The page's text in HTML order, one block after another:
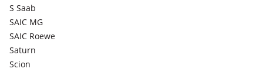
S Saab
SAIC MG
SAIC Roewe
Saturn
Scion